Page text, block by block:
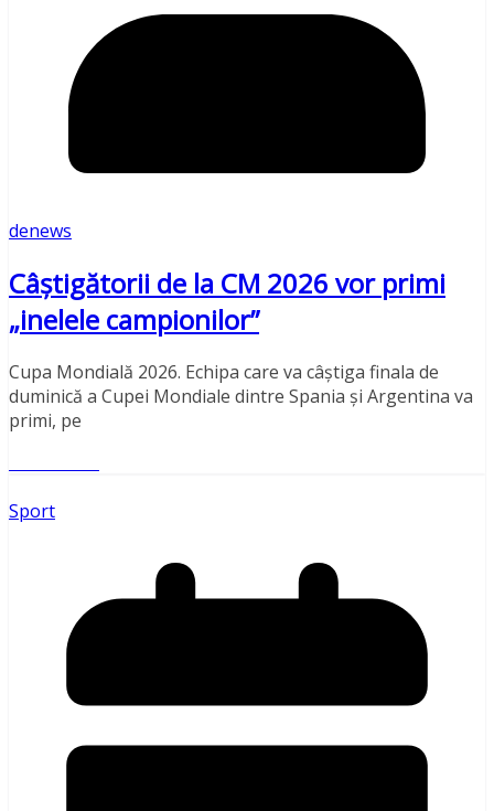
denews
Câștigătorii de la CM 2026 vor primi
„inelele campionilor”
Cupa Mondială 2026. Echipa care va câștiga finala de
duminică a Cupei Mondiale dintre Spania și Argentina va
primi, pe
Sport